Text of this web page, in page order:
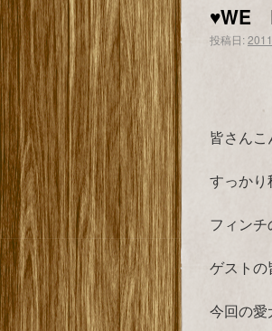
♥WE
投稿日:
皆さんこ
すっかり
フィン
ゲストの
今回の愛